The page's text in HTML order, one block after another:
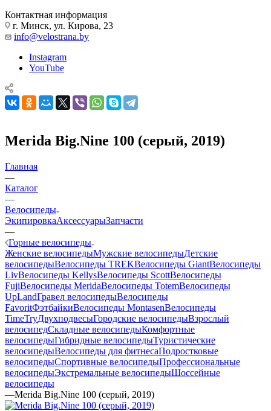
Контактная информация
г. Минск, ул. Кирова, 23
info@velostrana.by
Instagram
YouTube
Merida Big.Nine 100 (серый, 2019)
Главная
—
Каталог
—
Велосипеды
ЭкипировкаАксессуарыЗапчасти
—
Горные велосипеды
Женские велосипедыМужские велосипедыДетские
велосипедыВелосипеды TREKВелосипеды GiantВелосипеды
LivВелосипеды KellysВелосипеды ScottВелосипеды
FujiВелосипеды MeridaВелосипеды TotemВелосипеды
UpLandГравел велосипедыВелосипеды
FavoritФэтбайкиВелосипеды MontasenВелосипеды
TimeTryДвухподвесыГородские велосипедыВзрослый
велосипедСкладные велосипедыКомфортные
велосипедыГибридные велосипедыТуристические
велосипедыВелосипеды для фитнесаПодростковые
велосипедыСпортивные велосипедыПрофессиональные
велосипедыЭкстремальные велосипедыШоссейные
велосипеды
—Merida Big.Nine 100 (серый, 2019)